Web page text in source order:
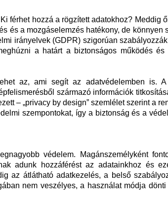
férhet hozzá a rögzített adatokhoz? Meddig
és a mozgáselemzés hatékony, de könnyen
irányelvek (GDPR) szigorúan
a határt a biztonságos működés és
az, ami segít az adatvédelemben is. A
származó információk
– „privacy by design” szemlélet szerint a
szempontokat, így a biztonság és a
védelem. Magánszemélyként
adunk hozzáférést az adatainkhoz és
az átlátható adatkezelés, a belső
nem veszélyes, a használat módja